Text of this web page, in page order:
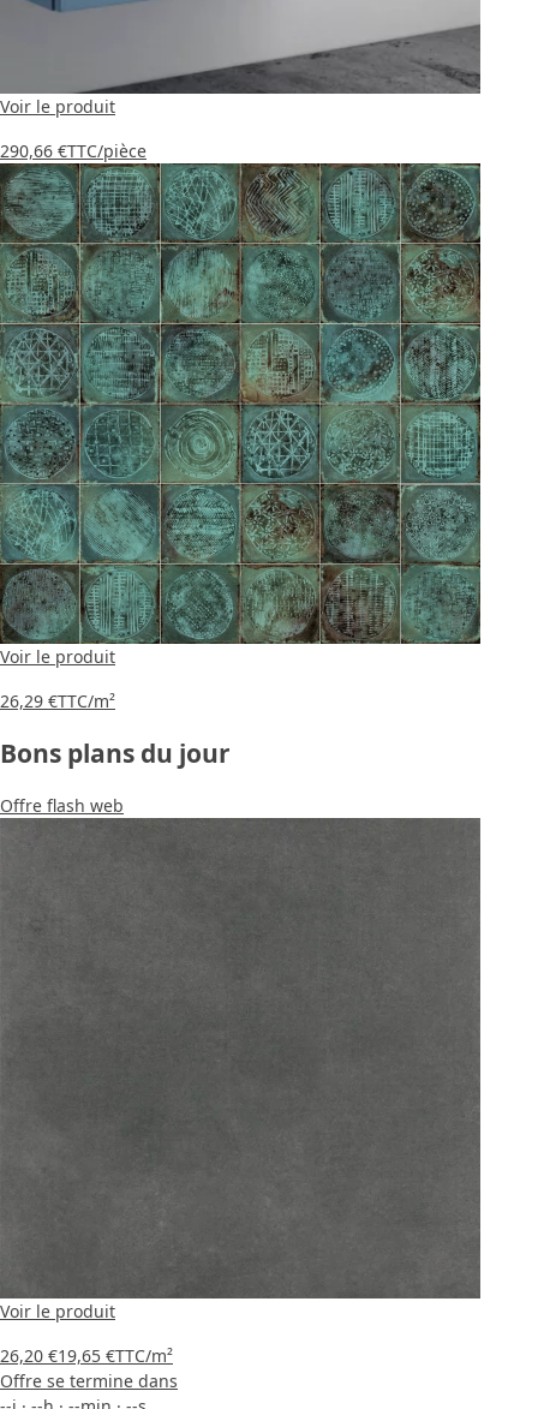
Voir le produit
290,66 €TTC/pièce
Voir le produit
26,29 €TTC/m²
Bons plans du jour
Offre flash web
Voir le produit
26,20 €19,65 €TTC/m²
Offre se termine dans